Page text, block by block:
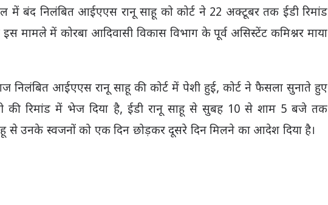
बंद निलंबित आईएएस रानू साहू को कोर्ट ने 22 अक्टूबर तक ईडी रिमांड
मामले में कोरबा आदिवासी विकास विभाग के पूर्व असिस्टेंट कमिश्नर माया
आईएएस रानू साहू की कोर्ट में पेशी हुई, कोर्ट ने फैसला सुनाते हुए
की रिमांड में भेज दिया है, ईडी रानू साहू से सुबह 10 से शाम 5 बजे तक
से उनके स्वजनों को एक दिन छोड़कर दूसरे दिन मिलने का आदेश दिया है।